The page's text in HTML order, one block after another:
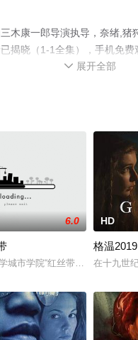
木康一郎导演执导，奈绪,
揭晓（1-1全集），手机免
 展开全部
功的艺术家，被谋杀了。警察
6.0
城市学院“红丝带”协会为原型
HD
格温2019
在十九世